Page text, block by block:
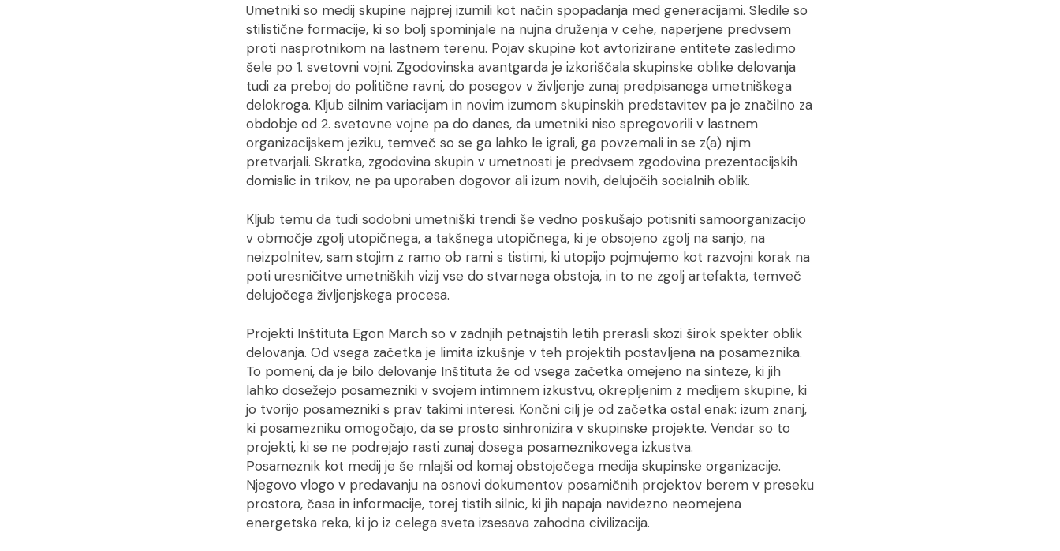
Umetniki so medij skupine najprej izumili kot način spopadanja med generacijami. Sledile so
stilistične formacije, ki so bolj spominjale na nujna druženja v cehe, naperjene predvsem
proti nasprotnikom na lastnem terenu. Pojav skupine kot avtorizirane entitete zasledimo
šele po 1. svetovni vojni. Zgodovinska avantgarda je izkoriščala skupinske oblike delovanja
tudi za preboj do politične ravni, do posegov v življenje zunaj predpisanega umetniškega
delokroga. Kljub silnim variacijam in novim izumom skupinskih predstavitev pa je značilno za
obdobje od 2. svetovne vojne pa do danes, da umetniki niso spregovorili v lastnem
organizacijskem jeziku, temveč so se ga lahko le igrali, ga povzemali in se z(a) njim
pretvarjali. Skratka, zgodovina skupin v umetnosti je predvsem zgodovina prezentacijskih
domislic in trikov, ne pa uporaben dogovor ali izum novih, delujočih socialnih oblik.
Kljub temu da tudi sodobni umetniški trendi še vedno poskušajo potisniti samoorganizacijo
v območje zgolj utopičnega, a takšnega utopičnega, ki je obsojeno zgolj na sanjo, na
neizpolnitev, sam stojim z ramo ob rami s tistimi, ki utopijo pojmujemo kot razvojni korak na
poti uresničitve umetniških vizij vse do stvarnega obstoja, in to ne zgolj artefakta, temveč
delujočega življenjskega procesa.
Projekti Inštituta Egon March so v zadnjih petnajstih letih prerasli skozi širok spekter oblik
delovanja. Od vsega začetka je limita izkušnje v teh projektih postavljena na posameznika.
To pomeni, da je bilo delovanje Inštituta že od vsega začetka omejeno na sinteze, ki jih
lahko dosežejo posamezniki v svojem intimnem izkustvu, okrepljenim z medijem skupine, ki
jo tvorijo posamezniki s prav takimi interesi. Končni cilj je od začetka ostal enak: izum znanj,
ki posamezniku omogočajo, da se prosto sinhronizira v skupinske projekte. Vendar so to
projekti, ki se ne podrejajo rasti zunaj dosega posameznikovega izkustva.
Posameznik kot medij je še mlajši od komaj obstoječega medija skupinske organizacije.
Njegovo vlogo v predavanju na osnovi dokumentov posamičnih projektov berem v preseku
prostora, časa in informacije, torej tistih silnic, ki jih napaja navidezno neomejena
energetska reka, ki jo iz celega sveta izsesava zahodna civilizacija.